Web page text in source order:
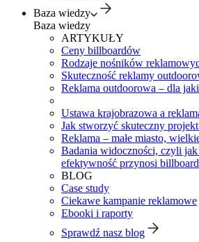
Baza wiedzy
Baza wiedzy
ARTYKUŁY
Ceny billboardów
Rodzaje nośników
Skuteczność reklamy
Reklama outdoorowa – dla
Ustawa krajobrazowa a
Jak stworzyć skuteczny
Reklama – małe miasto,
Badania widoczności, czyli
efektywność przynosi billboard
BLOG
Case study
Ciekawe kampanie reklamowe
Ebooki i raporty
Sprawdź nasz blog